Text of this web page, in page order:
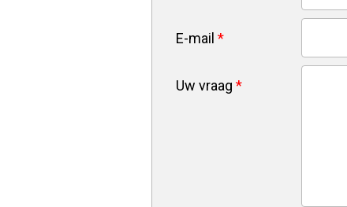
E-mail *
Uw vraag *